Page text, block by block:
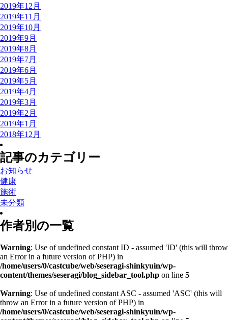
2019年12月
2019年11月
2019年10月
2019年9月
2019年8月
2019年7月
2019年6月
2019年5月
2019年4月
2019年3月
2019年2月
2019年1月
2018年12月
記事のカテゴリー
お知らせ
健康
施術
未分類
作者別の一覧
Warning: Use of undefined constant ID - assumed 'ID' (this will throw
an Error in a future version of PHP) in
/home/users/0/castcube/web/seseragi-shinkyuin/wp-
content/themes/seseragi/blog_sidebar_tool.php on line 5
Warning: Use of undefined constant ASC - assumed 'ASC' (this will
throw an Error in a future version of PHP) in
/home/users/0/castcube/web/seseragi-shinkyuin/wp-